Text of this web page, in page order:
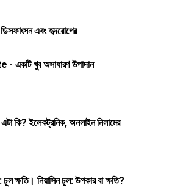
ডিসফাংসন এবং হৃদরোগের
একটি খুব অসাধারণ উপাদান
কি? ইলেকট্রনিক, অনলাইন নিলামের
চুল ক্ষতি। নিয়াসিন চুল: উপকার বা ক্ষতি?